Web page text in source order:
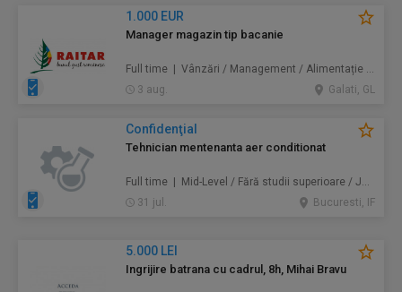
1.000 EUR
Manager magazin tip bacanie
Full time | Vânzări / Management / Alimentație / Comerț
3 aug.
Galati, GL
Confidenţial
Tehnician mentenanta aer conditionat
Full time | Mid-Level / Fără studii superioare / Junior/Entry Level | Mentenanță / Instalații
31 jul.
Bucuresti, IF
5.000 LEI
Ingrijire batrana cu cadrul, 8h, Mihai Bravu